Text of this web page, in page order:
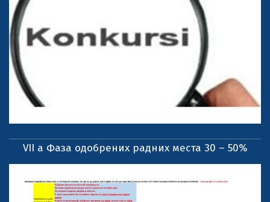
VII a Фаза одобрених радних места 30 – 50%